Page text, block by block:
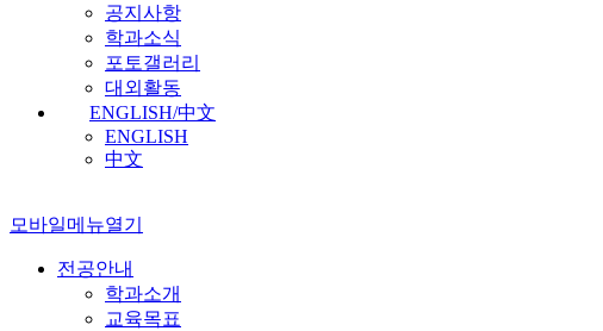
공지사항
학과소식
포토갤러리
대외활동
ENGLISH/中文
ENGLISH
中文
모바일메뉴열기
전공안내
학과소개
교육목표